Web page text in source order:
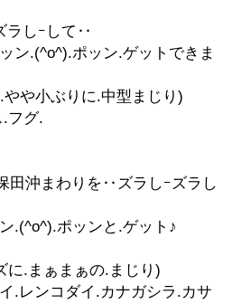
ラしｰして‥
ン.(^o^).ポッン.ゲットできま
や小ぶりに.中型まじり)
フグ.
沖まわりを‥ズラしｰズラし
.(^o^).ポッンと.ゲット♪
に.まぁまぁの.まじり)
.レンコダイ.カナガシラ.カサ